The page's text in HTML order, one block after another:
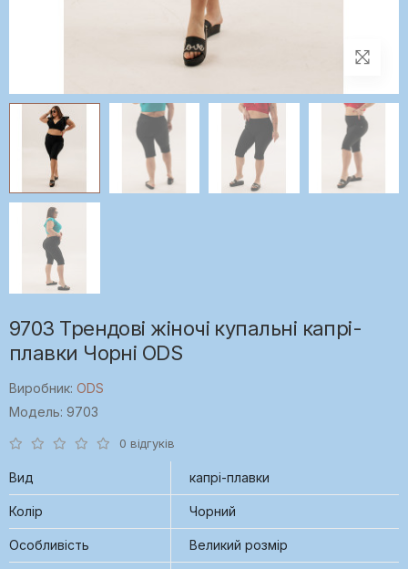
9703 Трендові жіночі купальні капрі-
плавки Чорні ODS
Виробник: ODS
Модель: 9703
0 відгуків
Вид капрі-плавки
Колір Чорний
Особливість Великий розмір